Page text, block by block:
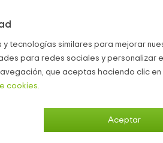
tecnologías similares para mejorar
para redes sociales y personalizar
que aceptas haciendo clic
cookies.
Aceptar
Comedor